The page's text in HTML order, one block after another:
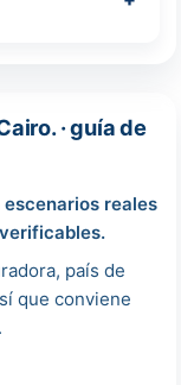
· guía de
reales
país de
que conviene